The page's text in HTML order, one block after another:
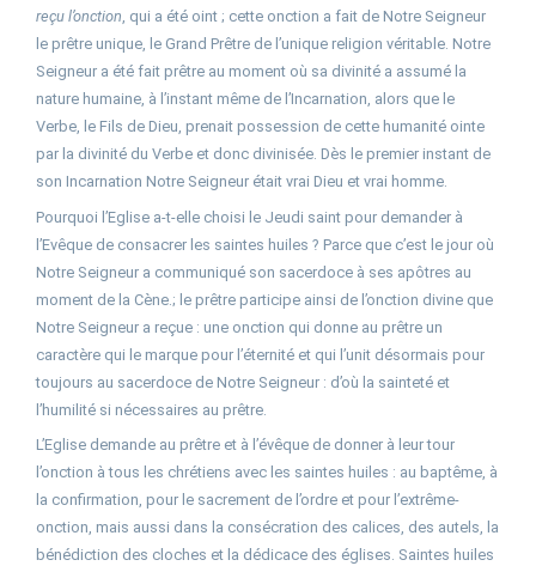
reçu l’onction, qui a été oint ; cette onction a fait de Notre Seigneur
le prêtre unique, le Grand Prêtre de l’unique religion véritable. Notre
Seigneur a été fait prêtre au moment où sa divinité a assumé la
nature humaine, à l’instant même de l’Incarnation, alors que le
Verbe, le Fils de Dieu, prenait possession de cette humanité ointe
par la divinité du Verbe et donc divinisée. Dès le premier instant de
son Incarnation Notre Seigneur était vrai Dieu et vrai homme.
Pourquoi l’Eglise a-t-elle choisi le Jeudi saint pour demander à
l’Evêque de consacrer les saintes huiles ? Parce que c’est le jour où
Notre Seigneur a communiqué son sacerdoce à ses apôtres au
moment de la Cène.; le prêtre participe ainsi de l’onction divine que
Notre Seigneur a reçue : une onction qui donne au prêtre un
caractère qui le marque pour l’éternité et qui l’unit désormais pour
toujours au sacerdoce de Notre Seigneur : d’où la sainteté et
l’humilité si nécessaires au prêtre.
L’Eglise demande au prêtre et à l’évêque de donner à leur tour
l’onction à tous les chrétiens avec les saintes huiles : au baptême, à
la confirmation, pour le sacrement de l’ordre et pour l’extrême-
onction, mais aussi dans la consécration des calices, des autels, la
bénédiction des cloches et la dédicace des églises. Saintes huiles